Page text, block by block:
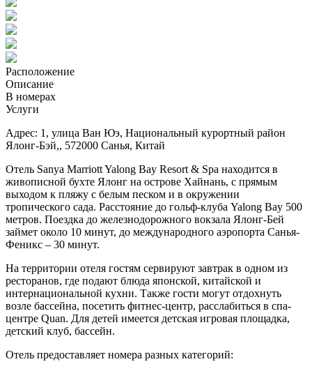
Расположение
Описание
В номерах
Услуги
Адрес: 1, улица Ван Юэ, Национальный курортный район
Ялонг-Бэй,, 572000 Санья, Китай
Отель Sanya Marriott Yalong Bay Resort & Spa находится в
живописной бухте Ялонг на острове Хайнань, с прямым
выходом к пляжу с белым песком и в окружении
тропического сада. Расстояние до гольф-клуба Yalong Bay 500
метров. Поездка до железнодорожного вокзала Ялонг-Бей
займет около 10 минут, до международного аэропорта Санья-
Феникс – 30 минут.
На территории отеля гостям сервируют завтрак в одном из
ресторанов, где подают блюда японской, китайской и
интернациональной кухни. Также гости могут отдохнуть
возле бассейна, посетить фитнес-центр, расслабиться в спа-
центре Quan. Для детей имеется детская игровая площадка,
детский клуб, бассейн.
Отель предоставляет номера разных категорий: